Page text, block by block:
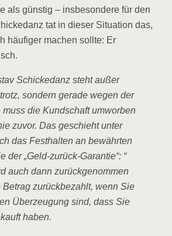
als günstig – insbesondere für den
tat in dieser Situation das,
häufiger machen sollte: Er
Schickedanz steht außer
sondern gerade wegen der
die Kundschaft umworben
zuvor. Das geschieht unter
das Festhalten an bewährten
der „Geld-zurück-Garantie“: “
auch dann zurückgenommen
Betrag zurückbezahlt, wenn Sie
Überzeugung sind, dass Sie
haben.